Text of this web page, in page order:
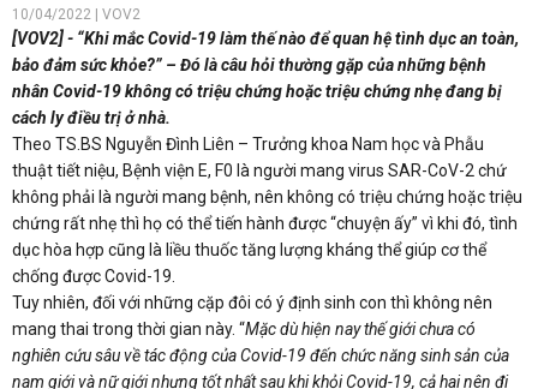
10/04/2022 | VOV2
[VOV2] - “Khi mắc Covid-19 làm thế nào để quan hệ tình dục an toàn,
bảo đảm sức khỏe?” – Đó là câu hỏi thường gặp của những bệnh
nhân Covid-19 không có triệu chứng hoặc triệu chứng nhẹ đang bị
cách ly điều trị ở nhà.
Theo TS.BS Nguyễn Đình Liên – Trưởng khoa Nam học và Phẫu
thuật tiết niệu, Bệnh viện E, F0 là người mang virus SAR-CoV-2 chứ
không phải là người mang bệnh, nên không có triệu chứng hoặc triệu
chứng rất nhẹ thì họ có thể tiến hành được “chuyện ấy” vì khi đó, tình
dục hòa hợp cũng là liều thuốc tăng lượng kháng thể giúp cơ thể
chống được Covid-19.
Tuy nhiên, đối với những cặp đôi có ý định sinh con thì không nên
mang thai trong thời gian này. “Mặc dù hiện nay thế giới chưa có
nghiên cứu sâu về tác động của Covid-19 đến chức năng sinh sản của
nam giới và nữ giới nhưng tốt nhất sau khi khỏi Covid-19, cả hai nên đi